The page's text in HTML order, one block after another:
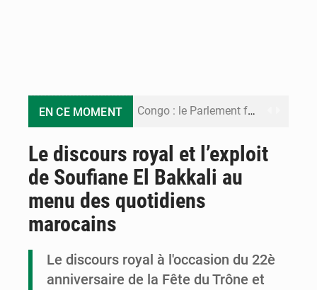
EN CE MOMENT Congo : le Parlement formule 28 recommandations sur le Cadre budgétaire 2027-2029
Le discours royal et l’exploit
de Soufiane El Bakkali au
menu des quotidiens
marocains
Le discours royal à l'occasion du 22è
anniversaire de la Fête du Trône et